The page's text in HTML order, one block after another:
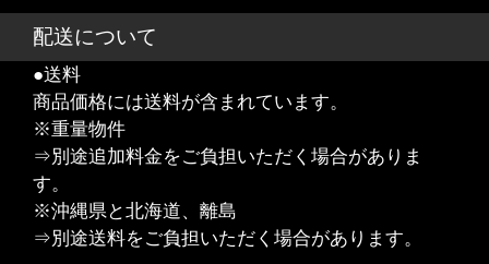
配送について
●送料
商品価格には送料が含まれています。
※重量物件
⇒別途追加料金をご負担いただく場合がありま
す。
※沖縄県と北海道、離島
⇒別途送料をご負担いただく場合があります。